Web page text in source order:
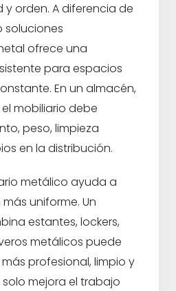
orden. A diferencia de
soluciones
ofrece una
para espacios
En un almacén,
mobiliario debe
peso, limpieza
en la distribución.
metálico ayuda a
uniforme. Un
estantes, lockers,
metálicos puede
profesional, limpio y
mejora el trabajo